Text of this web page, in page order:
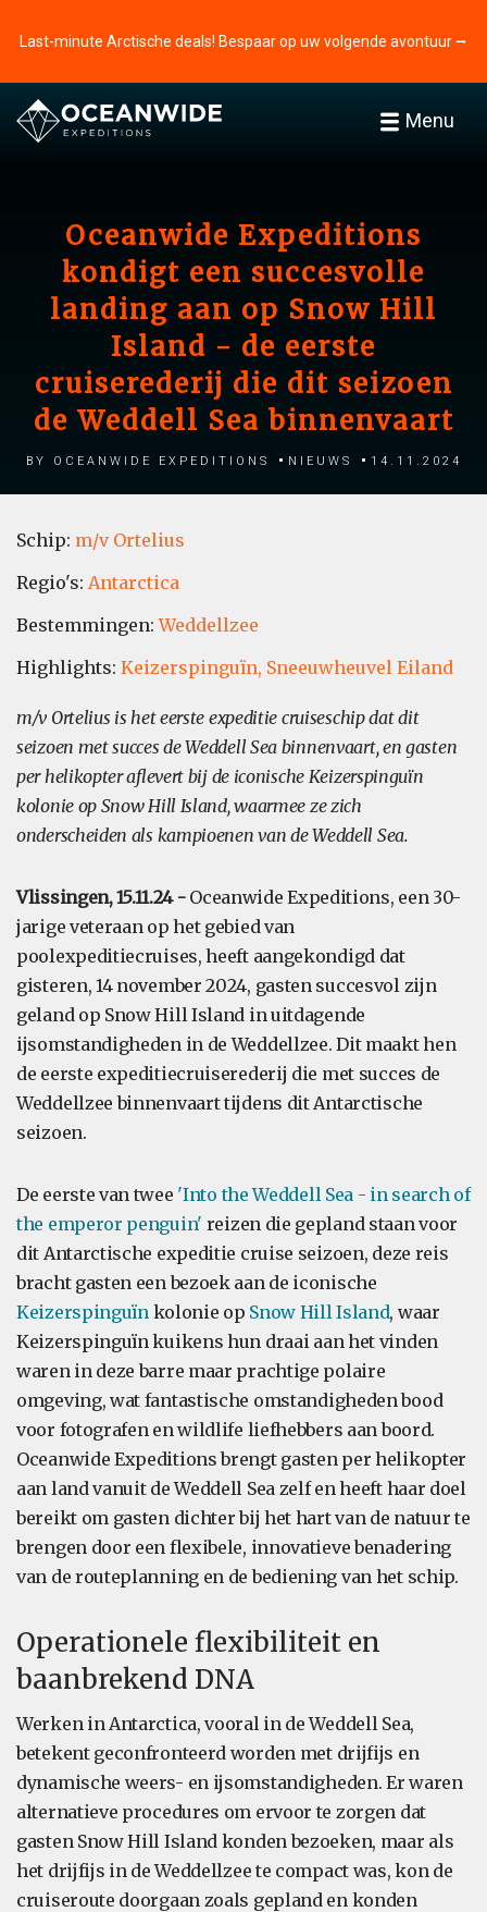
Last-minute Arctische deals! Bespaar op uw volgende avontuur ⭢
Menu
Oceanwide Expeditions
kondigt een succesvolle
landing aan op Snow Hill
Island - de eerste
cruiserederij die dit seizoen
de Weddell Sea binnenvaart
by Oceanwide Expeditions Nieuws 14.11.2024
Schip: m/v Ortelius
Regio's: Antarctica
Bestemmingen:Weddellzee
Highlights: Keizerspinguïn, Sneeuwheuvel Eiland
m/v Ortelius is het eerste expeditie cruiseschip dat dit
seizoen met succes de Weddell Sea binnenvaart, en gasten
per helikopter aflevert bij de iconische Keizerspinguïn
kolonie op Snow Hill Island, waarmee ze zich
onderscheiden als kampioenen van de Weddell Sea.
Vlissingen, 15.11.24 -Oceanwide Expeditions, een 30-
jarige veteraan op het gebied van
poolexpeditiecruises, heeft aangekondigd dat
gisteren, 14 november 2024, gasten succesvol zijn
geland op Snow Hill Island in uitdagende
ijsomstandigheden in de Weddellzee. Dit maakt hen
de eerste expeditiecruiserederij die met succes de
Weddellzee binnenvaart tijdens dit Antarctische
seizoen.
De eerste van twee 'Into the Weddell Sea - in search of
the emperor penguin' reizen die gepland staan voor
dit Antarctische expeditie cruise seizoen, deze reis
bracht gasten een bezoek aan de iconische
Keizerspinguïnkolonie op Snow Hill Island, waar
Keizerspinguïn kuikens hun draai aan het vinden
waren in deze barre maar prachtige polaire
omgeving, wat fantastische omstandigheden bood
voor fotografen en wildlife liefhebbers aan boord.
Oceanwide Expeditions brengt gasten per helikopter
aan land vanuit de Weddell Sea zelf en heeft haar doel
bereikt om gasten dichter bij het hart van de natuur te
brengen door een flexibele, innovatieve benadering
van de routeplanning en de bediening van het schip.
Operationele flexibiliteit en
baanbrekend DNA
Werken in Antarctica, vooral in de Weddell Sea,
betekent geconfronteerd worden met drijfijs en
dynamische weers- en ijsomstandigheden. Er waren
alternatieve procedures om ervoor te zorgen dat
gasten Snow Hill Island konden bezoeken, maar als
het drijfijs in de Weddellzee te compact was, kon de
cruiseroute doorgaan zoals gepland en konden